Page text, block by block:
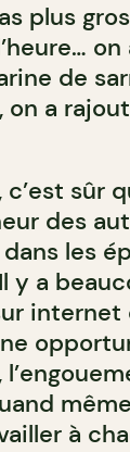
plus
de
on a
c’est sûr
des
les
y a
internet
à